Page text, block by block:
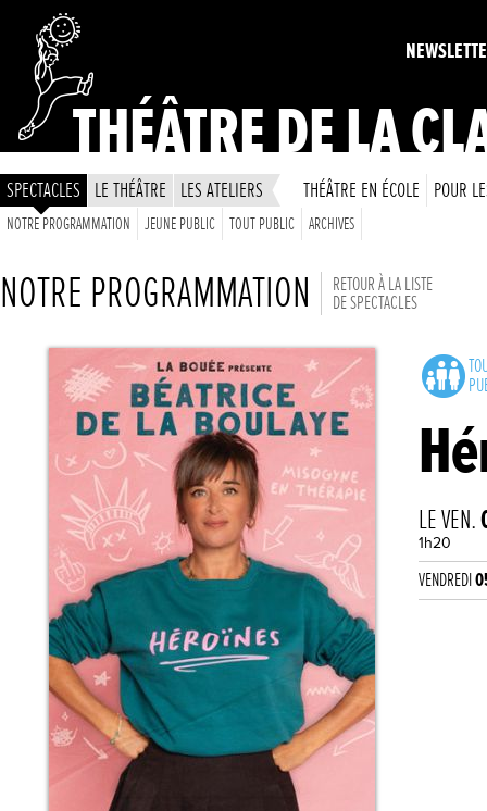
THÉÂTRE DE LA
SPECTACLES
NOTRE PROGRAMMATION JEUNE PUBLIC TOUT PUBLIC ARCHIVES
LE THÉÂTRE LES ATELIERS THÉÂTRE EN ÉCOLE POUR
NOTRE PROGRAMMATION RETOUR À LA LISTE
DE SPECTACLES
LE VEN.
1h20
VENDREDI